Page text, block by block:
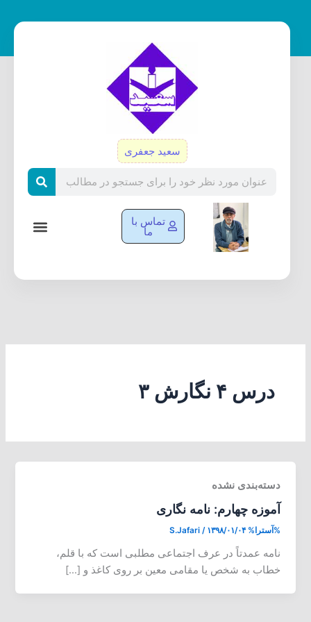
سعید جعفری
تماس با
ما
درس ۴ نگارش ۳
دسته‌بندی نشده
آموزه چهارم: نامه نگاری
%آسترا% S.Jafari / ۱۳۹۸/۰۱/۰۴
نامه عمدتاً در عرف اجتماعی مطلبی است که با قلم،
خطاب به شخص یا مقامی معین بر روی کاغذ و […]